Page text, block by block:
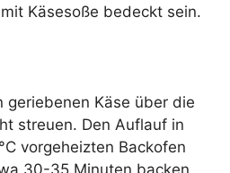
Käsesoße bedeckt sein.
geriebenen Käse über die
streuen. Den Auflauf in
vorgeheizten Backofen